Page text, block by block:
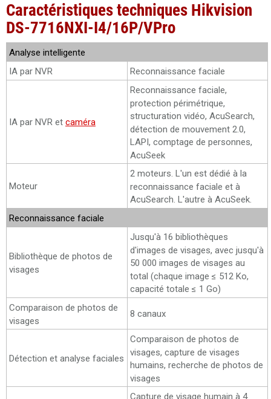
Caractéristiques techniques Hikvision
DS-7716NXI-I4/16P/VPro
Analyse intelligente
IA par NVR
Reconnaissance faciale
IA par NVR et caméra
Reconnaissance faciale,
protection périmétrique,
structuration vidéo, AcuSearch,
détection de mouvement 2.0,
LAPI, comptage de personnes,
AcuSeek
Moteur
2 moteurs. L'un est dédié à la
reconnaissance faciale et à
AcuSearch. L'autre à AcuSeek.
Reconnaissance faciale
Bibliothèque de photos de
visages
Jusqu'à 16 bibliothèques
d'images de visages, avec jusqu'à
50 000 images de visages au
total (chaque image ≤ 512 Ko,
capacité totale ≤ 1 Go)
Comparaison de photos de
visages
8 canaux
Détection et analyse faciales
Comparaison de photos de
visages, capture de visages
humains, recherche de photos de
visages
Capture de visage humain à 4